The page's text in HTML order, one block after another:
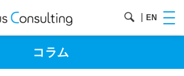
EN
コラム